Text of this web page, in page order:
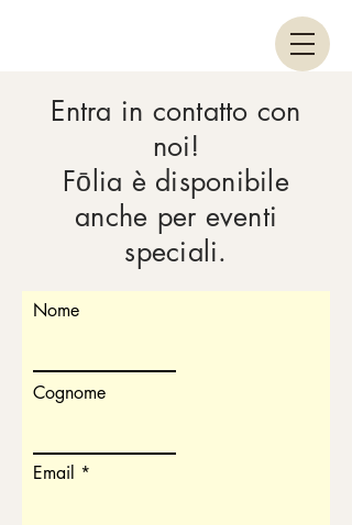
Entra in contatto con
noi!
Fōlia è disponibile
anche per eventi
speciali.
Nome
Cognome
Email